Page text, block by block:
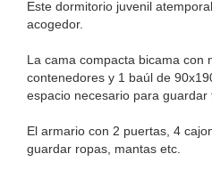
Este dormitorio juvenil
acogedor.
La cama compacta bicama con
contenedores y 1 baúl de
espacio necesario para guardar
El armario con 2 puertas, 4
guardar ropas, mantas etc.